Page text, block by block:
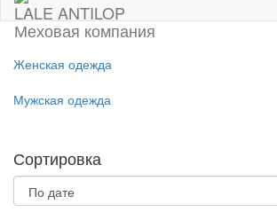
LALE ANTILOP
Меховая компания
Женская одежда
Мужская одежда
Сортировка